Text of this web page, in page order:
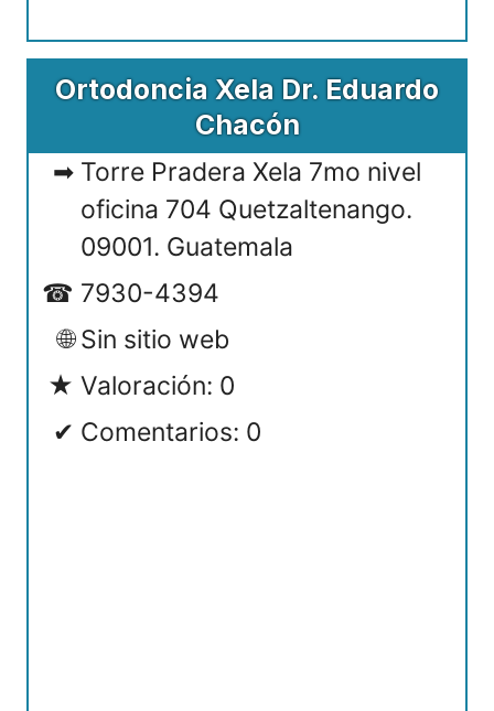
Ortodoncia Xela Dr. Eduardo
Chacón
Torre Pradera Xela 7mo nivel
oficina 704 Quetzaltenango.
09001. Guatemala
7930-4394
Sin sitio web
Valoración: 0
Comentarios: 0